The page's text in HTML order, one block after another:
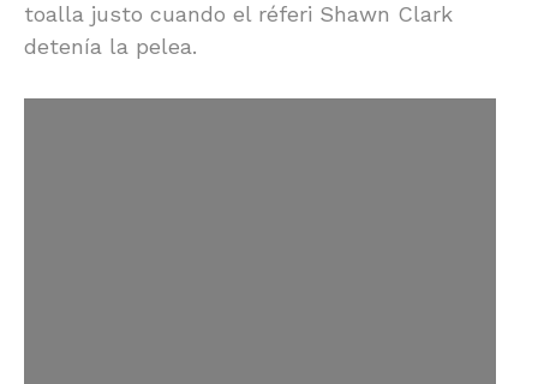
toalla justo cuando el réferi Shawn Clark
detenía la pelea.